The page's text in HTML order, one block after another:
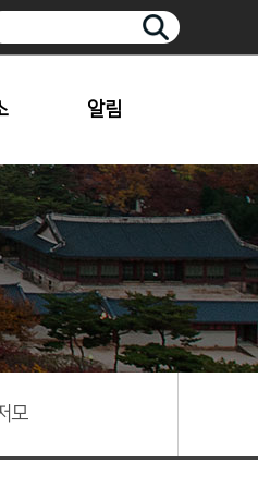
알림
공지사항
보도자료
문화행사 이모저모
모